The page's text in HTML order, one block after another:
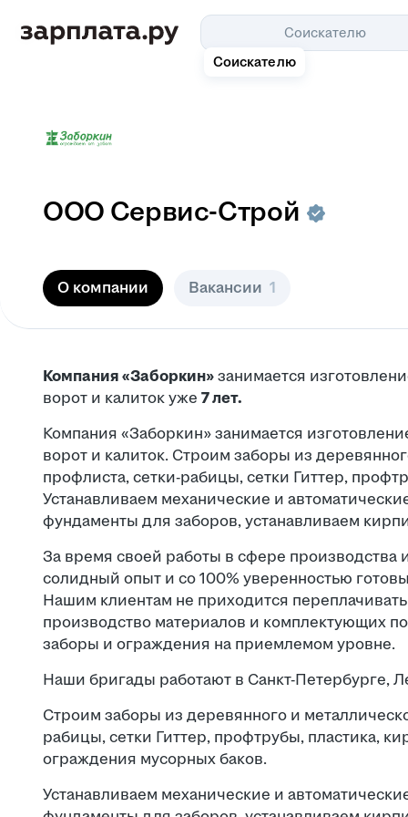
Соискателю
Соискателю
ООО Сервис-Строй
О компании Вакансии 1
Компания «Заборкин» занимается
ворот и калиток уже 7 лет.
Компания «Заборкин» занимается
ворот и калиток. Строим заборы из
профлиста, сетки-рабицы, сетки Гиттер,
Устанавливаем механические и
фундаменты для заборов, устанавливаем
За время своей работы в сфере производства
солидный опыт и со 100% уверенностью
Нашим клиентам не приходится переплачивать
производство материалов и комплектующих
заборы и ограждения на приемлемом уровне.
Наши бригады работают в Санкт-Петербурге,
Строим заборы из деревянного и
рабицы, сетки Гиттер, профтрубы, пластика,
ограждения мусорных баков.
Устанавливаем механические и